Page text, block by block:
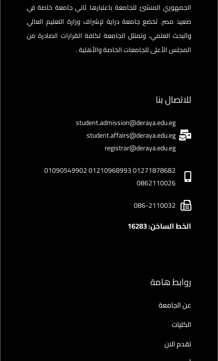
الجمهوري المنشئ للجامعة باعتبارها ثاني جامعة خاصة في
صعيد مصر. تخضع جامعة دراية لإشراف وزارة التعليم العالي
والبحث العلمي، وتمتثل الجامعة لكافة القرارات الصادرة من
المجلس الأعلى للجامعات الخاصة والأهلية .
للاتصال بنا
student.admission@deraya.edu.eg
student.affairs@deraya.edu.eg
registrar@deraya.edu.eg
01271878682 01210968993 01090549902
0862110026
086-2110032
الخط الساخن: 16283
روابط هامة
عن الجامعة
الكليات
تقدم الان